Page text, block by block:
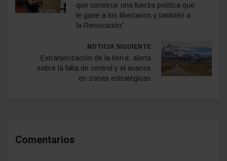
que construir una fuerza política que
le gane a los libertarios y también a
la Renovación”
NOTICIA SIGUIENTE
Extranjerización de la tierra: alerta
sobre la falta de control y el avance
en zonas estratégicas
Comentarios